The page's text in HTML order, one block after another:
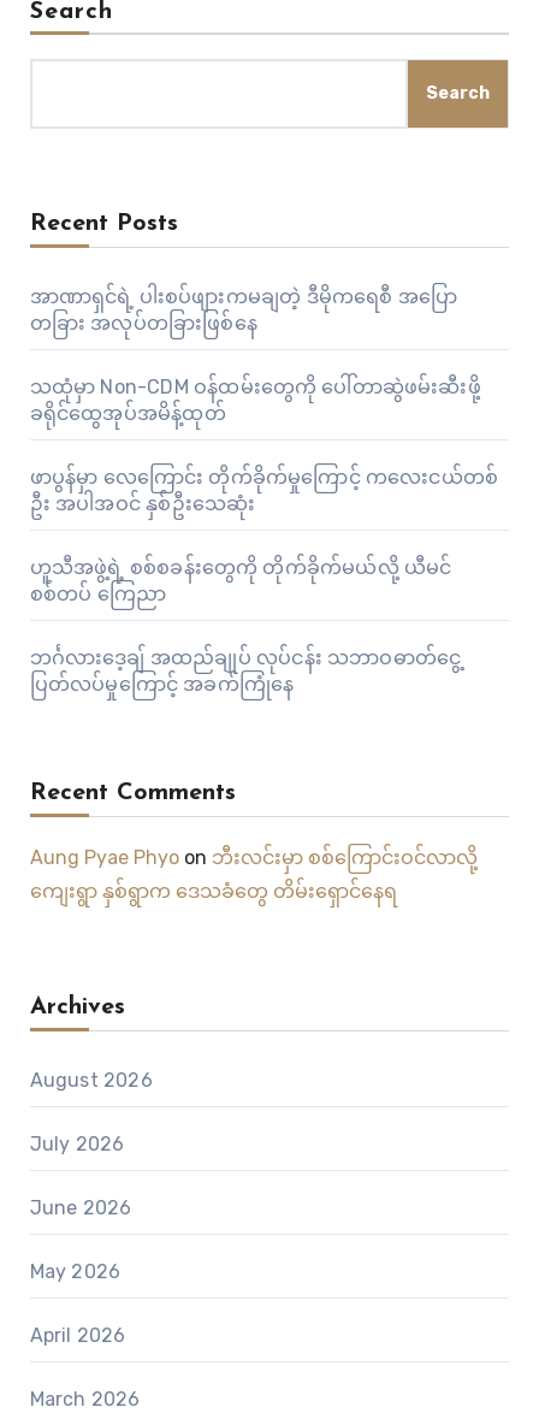
Search
Search
Recent Posts
အာဏာရှင်ရဲ့ ပါးစပ်ဖျားကမချတဲ့ ဒီမိုကရေစီ အပြော
တခြား အလုပ်တခြားဖြစ်နေ
သထုံမှာ Non-CDM ဝန်ထမ်းတွေကို ပေါ်တာဆွဲဖမ်းဆီးဖို့
ခရိုင်ထွေအုပ်အမိန့်ထုတ်
ဖာပွန်မှာ လေကြောင်း တိုက်ခိုက်မှုကြောင့် ကလေးငယ်တစ်
ဦး အပါအဝင် နှစ်ဦးသေဆုံး
ဟူသီအဖွဲ့ရဲ့ စစ်စခန်းတွေကို တိုက်ခိုက်မယ်လို့ ယီမင်
စစ်တပ် ကြေညာ
ဘင်္ဂလားဒေ့ချ် အထည်ချုပ် လုပ်ငန်း သဘာဝဓာတ်ငွေ့
ပြတ်လပ်မှုကြောင့် အခက်ကြုံနေ
Recent Comments
Aung Pyae Phyoon ဘီးလင်းမှာ စစ်ကြောင်းဝင်လာလို့
ကျေးရွာ နှစ်ရွာက ဒေသခံတွေ တိမ်းရှောင်နေရ
Archives
August 2026
July 2026
June 2026
May 2026
April 2026
March 2026